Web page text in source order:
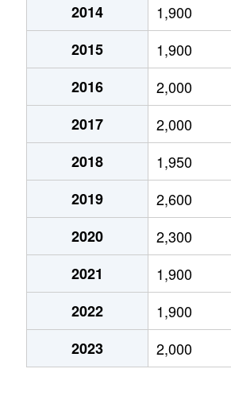
海老江
1,300万円 野田阪神
海老江
1,900万円 野田阪神
海老江
1,100万円 野田阪神
海老江
1,700万円 野田阪神
海老江
4,500万円 野田阪神
海老江
6,000万円 野田阪神
海老江
1,700万円 野田阪神
海老江
1,600万円 野田阪神
海老江
5,800万円 野田阪神
海老江
1,800万円 淀川
2014
1,900
2015
1,900
2016
2,000
2017
2,000
2018
1,950
2019
2,600
2020
2,300
2021
1,900
2022
1,900
2023
2,000